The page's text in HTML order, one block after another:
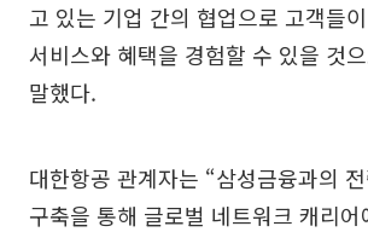
고 있는 기업 간의 협업으로 고객들
서비스와 혜택을 경험할 수 있을 것
말했다.
대한항공 관계자는 “삼성금융과의
구축을 통해 글로벌 네트워크 캐리